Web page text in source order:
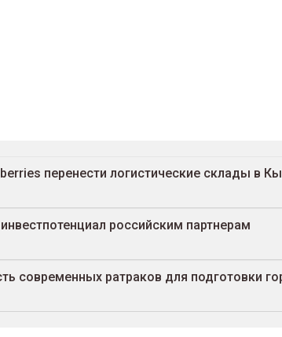
перенести логистические склады в
российским партнерам
современных ратраков для подготовки